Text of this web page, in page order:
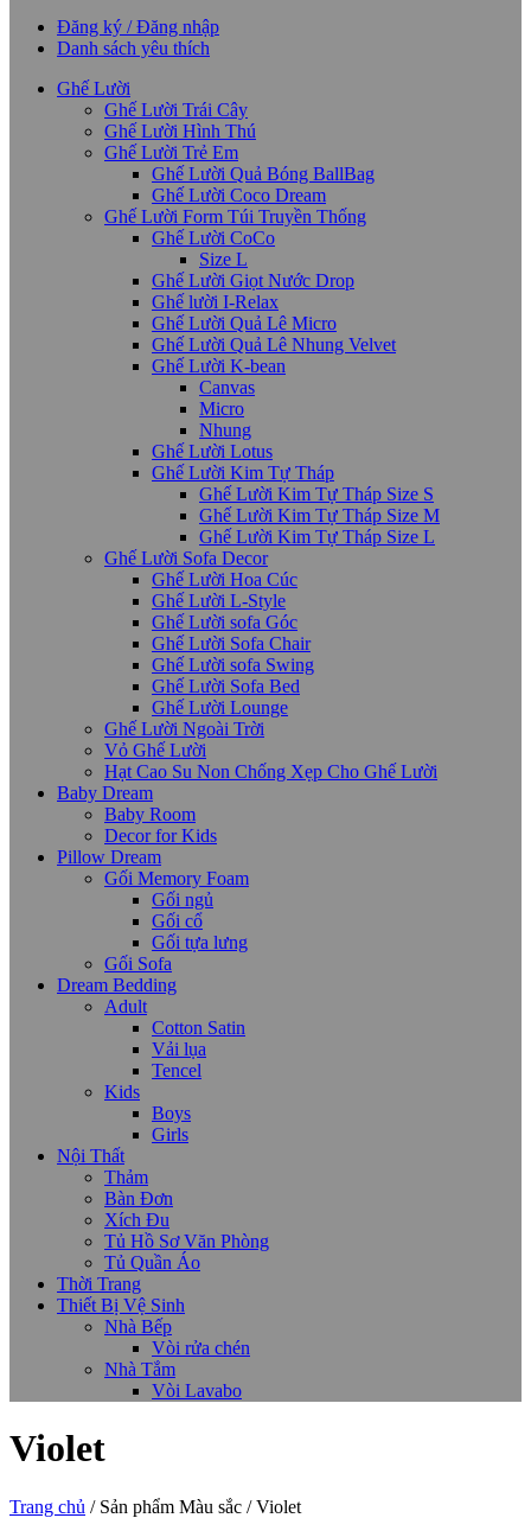
Đăng ký / Đăng nhập
Danh sách yêu thích
Ghế Lười
Ghế Lười Trái Cây
Ghế Lười Hình Thú
Ghế Lười Trẻ Em
Ghế Lười Quả Bóng BallBag
Ghế Lười Coco Dream
Ghế Lười Form Túi Truyền Thống
Ghế Lười CoCo
Size L
Ghế Lười Giọt Nước Drop
Ghế lười I-Relax
Ghế Lười Quả Lê Micro
Ghế Lười Quả Lê Nhung Velvet
Ghế Lười K-bean
Canvas
Micro
Nhung
Ghế Lười Lotus
Ghế Lười Kim Tự Tháp
Ghế Lười Kim Tự Tháp Size S
Ghế Lười Kim Tự Tháp Size M
Ghế Lười Kim Tự Tháp Size L
Ghế Lười Sofa Decor
Ghế Lười Hoa Cúc
Ghế Lười L-Style
Ghế Lười sofa Góc
Ghế Lười Sofa Chair
Ghế Lười sofa Swing
Ghế Lười Sofa Bed
Ghế Lười Lounge
Ghế Lười Ngoài Trời
Vỏ Ghế Lười
Hạt Cao Su Non Chống Xẹp Cho Ghế Lười
Baby Dream
Baby Room
Decor for Kids
Pillow Dream
Gối Memory Foam
Gối ngủ
Gối cổ
Gối tựa lưng
Gối Sofa
Dream Bedding
Adult
Cotton Satin
Vải lụa
Tencel
Kids
Boys
Girls
Nội Thất
Thảm
Bàn Đơn
Xích Đu
Tủ Hồ Sơ Văn Phòng
Tủ Quần Áo
Thời Trang
Thiết Bị Vệ Sinh
Nhà Bếp
Vòi rửa chén
Nhà Tắm
Vòi Lavabo
Violet
Trang chủ / Sản phẩm Màu sắc / Violet